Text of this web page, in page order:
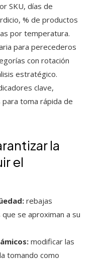
SKU, días de
% de productos
por temperatura.
para perecederos
con rotación
estratégico.
clave,
toma rápida de
la
el
rebajas
se aproximan a su
modificar las
tomando como